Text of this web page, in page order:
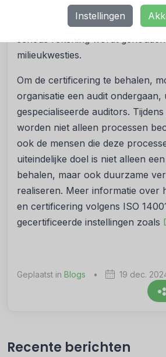
Instellingen
certificering
aanvragen. Deze
klanten, partners en
serieus rekening wordt
milieukwesties.
Om de certificering te behalen,
organisatie een audit
gespecialiseerde auditors.
worden niet alleen processen
ook de mensen die deze
uiteindelijke doel is niet alleen
behalen, maar ook duurzame
realiseren. Meer informatie over
en certificering volgens ISO
gecertificeerde instellingen zoals
Geplaatst in Blogs • 19 dec.
Recente berichten